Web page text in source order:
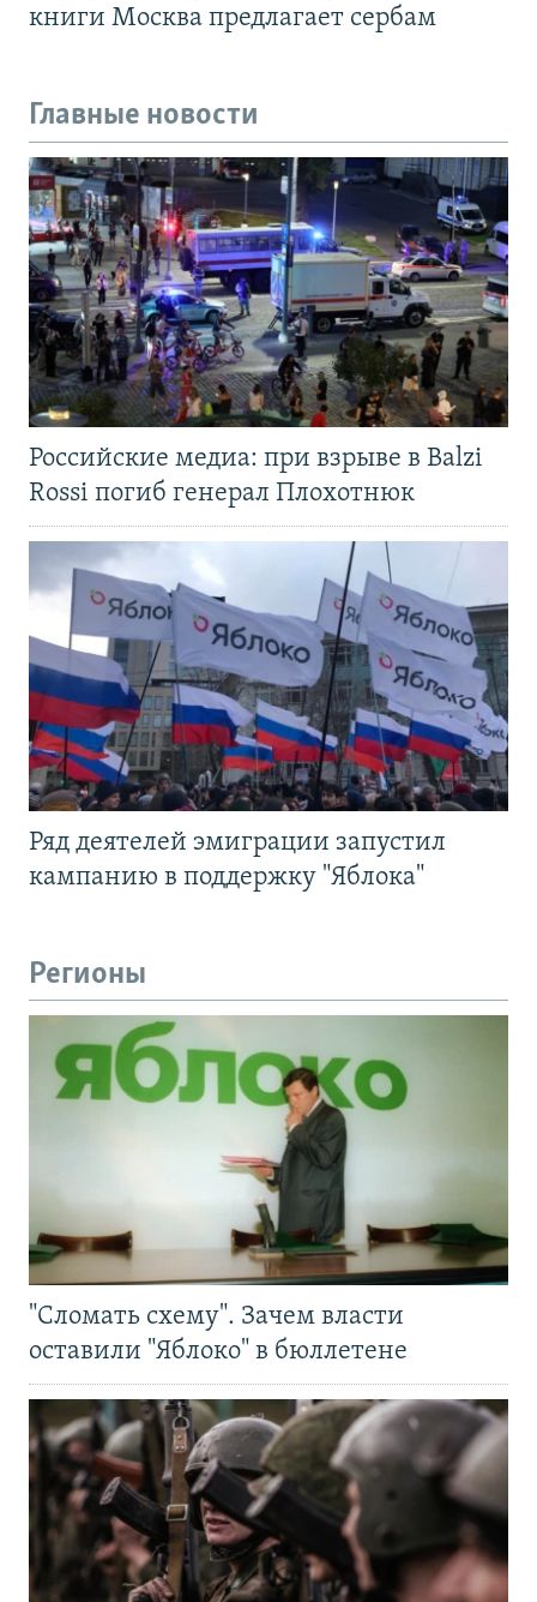
книги Москва предлагает сербам
Главные новости
Российские медиа: при взрыве в Balzi
Rossi погиб генерал Плохотнюк
Ряд деятелей эмиграции запустил
кампанию в поддержку "Яблока"
Регионы
"Сломать схему". Зачем власти
оставили "Яблоко" в бюллетене